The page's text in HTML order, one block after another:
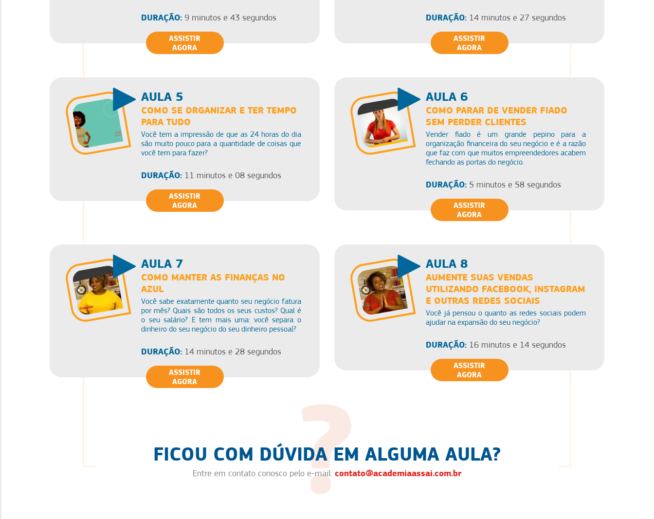
DURAÇÃO: 9 minutos e 43 segundos
ASSISTIR
AGORA
DURAÇÃO: 14 minutos e 27 segundos
ASSISTIR
AGORA
AULA 5
COMO SE ORGANIZAR E TER TEMPO
PARA TUDO
Você tem a impressão de que as 24 horas do dia
são muito pouco para a quantidade de coisas que
você tem para fazer?
DURAÇÃO: 11 minutos e 08 segundos
ASSISTIR
AGORA
AULA 6
COMO PARAR DE VENDER FIADO
SEM PERDER CLIENTES
Vender fiado é um grande pepino para a
organização financeira do seu negócio e é a razão
que faz com que muitos empreendedores acabem
fechando as portas do negócio.
DURAÇÃO: 5 minutos e 58 segundos
ASSISTIR
AGORA
AULA 7
COMO MANTER AS FINANÇAS NO
AZUL
Você sabe exatamente quanto seu negócio fatura
por mês? Quais são todos os seus custos? Qual é
o seu salário? E tem mais uma: você separa o
dinheiro do seu negócio do seu dinheiro pessoal?
DURAÇÃO: 14 minutos e 28 segundos
ASSISTIR
AGORA
AULA 8
AUMENTE SUAS VENDAS
UTILIZANDO FACEBOOK, INSTAGRAM
E OUTRAS REDES SOCIAIS
Você já pensou o quanto as redes sociais podem
ajudar na expansão do seu negócio?
DURAÇÃO: 16 minutos e 14 segundos
ASSISTIR
AGORA
FICOU COM DÚVIDA EM ALGUMA AULA?
Entre em contato conosco pelo e-mail: contato@academiaassai.com.br